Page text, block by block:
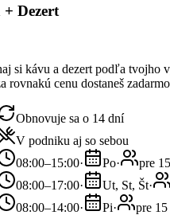
Dezert
si kávu a dezert podľa tvojho
rovnakú cenu dostaneš
Obnovuje sa o 14 dní
V podniku aj so sebou
08:00–15:00· Po·
pre
08:00–17:00· Ut, St, Št·
08:00–14:00· Pi·
pre 15